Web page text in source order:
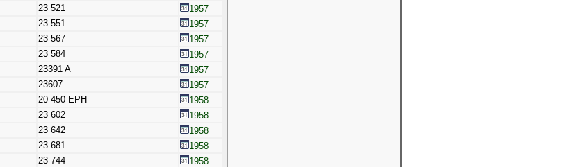
23 521
1957
23 551
1957
23 567
1957
23 584
1957
23391 A
1957
23607
1957
20 450 EPH
1958
23 602
1958
23 642
1958
23 681
1958
23 744
1958